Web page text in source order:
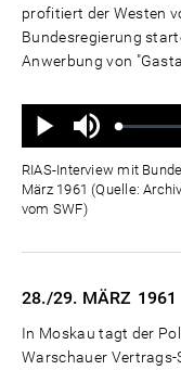
profitiert der Westen
Bundesregierung
Anwerbung von
Wiedergabe
Ton
aus
Geladen:
Status:
RIAS-Interview mit
März 1961 (Quelle:
vom SWF)
28./29. MÄRZ 1961
In Moskau tagt der
Warschauer Vertrags-